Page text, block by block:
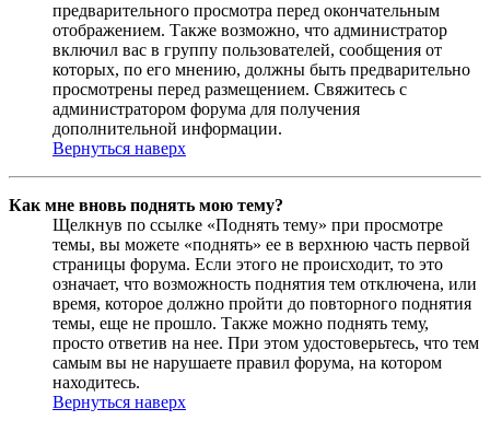
предварительного просмотра перед окончательным
отображением. Также возможно, что администратор
включил вас в группу пользователей, сообщения от
которых, по его мнению, должны быть предварительно
просмотрены перед размещением. Свяжитесь с
администратором форума для получения
дополнительной информации.
Вернуться наверх
Как мне вновь поднять мою тему?
Щелкнув по ссылке «Поднять тему» при просмотре
темы, вы можете «поднять» ее в верхнюю часть первой
страницы форума. Если этого не происходит, то это
означает, что возможность поднятия тем отключена, или
время, которое должно пройти до повторного поднятия
темы, еще не прошло. Также можно поднять тему,
просто ответив на нее. При этом удостоверьтесь, что тем
самым вы не нарушаете правил форума, на котором
находитесь.
Вернуться наверх